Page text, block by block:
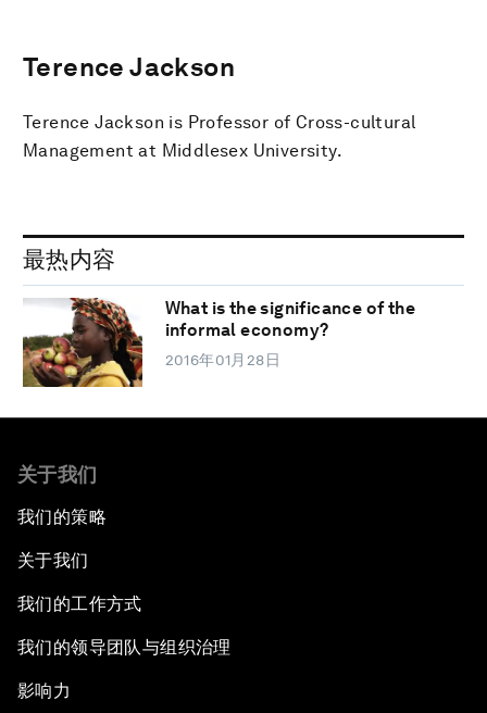
Terence Jackson
Terence Jackson is Professor of Cross-cultural
Management at Middlesex University.
最热内容
What is the significance of the
informal economy?
2016年01月28日
关于我们
我们的策略
关于我们
我们的工作方式
我们的领导团队与组织治理
影响力